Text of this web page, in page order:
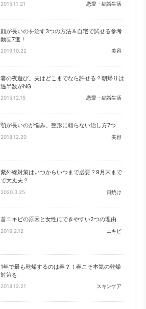
2015.11.21 恋愛・結婚生活
顔が長いのを治す3つの方法＆自宅で試せる参考
動画7選！
2019.10.22 美容
妻の夜遊び。夫はどこまでなら許せる？朝帰りは
過半数がNG
2015.12.15 恋愛・結婚生活
顎が長いのが悩み。整形に頼らない治し方7つ
2018.12.20 美容
紫外線対策はいつからいつまで必要？9月末まで
で大丈夫？
2020.3.25 日焼け
首ニキビの原因と女性にできやすい2つの理由
2019.2.12 ニキビ
1年で最も乾燥するのは春？！春こそ本気の乾燥
対策を
2018.12.21 スキンケア